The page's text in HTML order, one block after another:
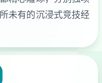
未有的沉浸式竞技经